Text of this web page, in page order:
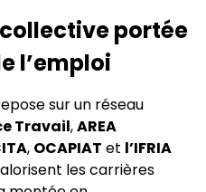
portée
l’emploi
sur un réseau
Travail,AREA
, OCAPIAT et l’IFRIA
les carrières